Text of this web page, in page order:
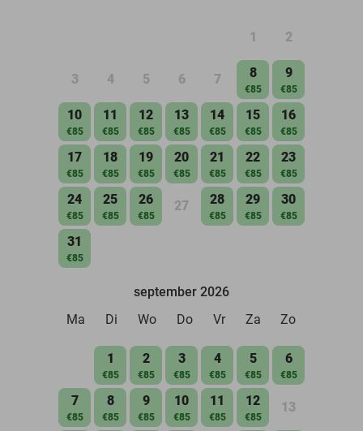
1 2
3 4 5 6 7 8
€85
9
€85
10
€85
11
€85
12
€85
13
€85
14
€85
15
€85
16
€85
17
€85
18
€85
19
€85
20
€85
21
€85
22
€85
23
€85
24
€85
25
€85
26
€85
27 28
€85
29
€85
30
€85
31
€85
september 2026
Ma
Di Wo Do Vr Za Zo
1
€85
2
€85
3
€85
4
€85
5
€85
6
€85
7
€85
8
€85
9
€85
10
€85
11
€85
12
€85
13